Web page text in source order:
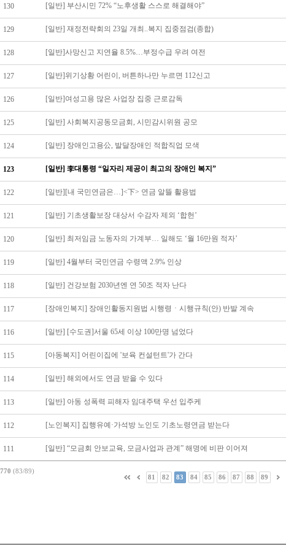
130 [일반] 부산시민 72% “노후생활 스스로 해결해야”
129 [일반] 재정전략회의 23일 개최..복지 집중점검(종합)
128 [일반]사망신고 지연율 8.5%…부정수급 우려 여전
127 [일반]위기상황 어린이, 버튼하나만 누르면 112신고
126 [일반]여성고용 많은 사업장 집중 근로감독
125 [일반] 사회복지공동모금회, 시민감시위원 공모
124 [일반] 장애인고용公, 발달장애인 적합직업 모색
123 [일반] 李대통령 “일자리 제공이 최고의 장애인 복지”
122 [일반][내 국민연금은…]<下> 연금 알뜰 활용법
121 [일반] 기초생활보장 대상서 수감자 제외 ‘합헌’
120 [일반] 최저임금 노동자의 가계부… 일해도 ‘월 16만원 적자’
119 [일반] 4월부터 국민연금 수령액 2.9% 인상
118 [일반] 건강보험 2030년엔 연 50조 적자 난다
117 [장애인복지] 장애인활동지원법 시행령ㆍ시행규칙(안) 반발 계속
116 [일반] [수도권]서울 65세 이상 100만명 넘었다
115 [아동복지] 어린이집에 '보육 컨설턴트'가 간다
114 [일반] 해외에서도 연금 받을 수 있다
113 [일반] 아동 성폭력 피해자 임대주택 우선 입주케
112 [노인복지] 집행유예·가석방 노인도 기초노령연금 받는다
111 [일반] “모금회 안보교육, 모금사업과 관계” 해명에 비판 이어져
(83/89)
81
82 83 84 85 86 87 88 89